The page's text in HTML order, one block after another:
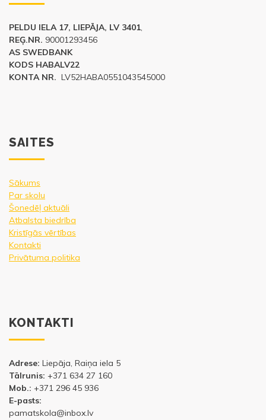
PELDU IELA 17, LIEPĀJA, LV 3401,
REĢ.NR. 90001293456
AS SWEDBANK
KODS HABALV22
KONTA NR. LV52HABA0551043545000
SAITES
Sākums
Par skolu
Šonedēļ aktuāli
Atbalsta biedrība
Kristīgās vērtības
Kontakti
Privātuma politika
KONTAKTI
Adrese: Liepāja, Raiņa iela 5
Tālrunis: +371 634 27 160
Mob.: +371 296 45 936
E-pasts:
pamatskola@inbox.lv